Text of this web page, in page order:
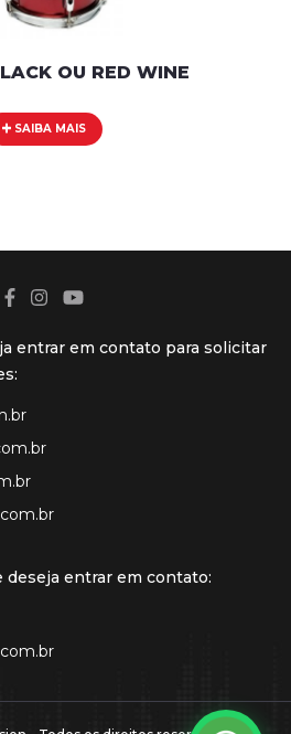
OU RED WINE
SAIBA MAIS
entrar em contato para solicitar
deseja entrar em contato: